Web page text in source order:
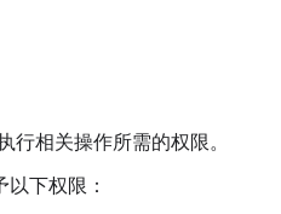
相关操作所需的权限。
下权限：